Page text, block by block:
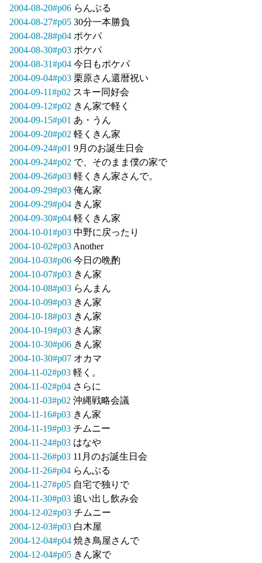
2004-08-20#p06 らんぶる
2004-08-27#p05 30分一本勝負
2004-08-28#p04 ポケパ
2004-08-30#p03 ポケパ
2004-08-31#p04 今日もポケパ
2004-09-04#p03 栗原さん還暦祝い
2004-09-11#p02 スキー同好会
2004-09-12#p02 きん家で軽く
2004-09-15#p01 あ・うん
2004-09-20#p02 軽くきん家
2004-09-24#p01 9月のお誕生日会
2004-09-24#p02 で、そのまま僕の家で
2004-09-26#p03 軽くきん家さんで。
2004-09-29#p03 俺ん家
2004-09-29#p04 きん家
2004-09-30#p04 軽くきん家
2004-10-01#p03 中野に戻ったり
2004-10-02#p03 Another
2004-10-03#p06 今日の晩酌
2004-10-07#p03 きん家
2004-10-08#p03 らんまん
2004-10-09#p03 きん家
2004-10-18#p03 きん家
2004-10-19#p03 きん家
2004-10-30#p06 きん家
2004-10-30#p07 オカマ
2004-11-02#p03 軽く。
2004-11-02#p04 さらに
2004-11-03#p02 沖縄戦略会議
2004-11-16#p03 きん家
2004-11-19#p03 チムニー
2004-11-24#p03 はなや
2004-11-26#p03 11月のお誕生日会
2004-11-26#p04 らんぶる
2004-11-27#p05 自宅で独りで
2004-11-30#p03 追い出し飲み会
2004-12-02#p03 チムニー
2004-12-03#p03 白木屋
2004-12-04#p04 焼き鳥屋さんで
2004-12-04#p05 きん家で